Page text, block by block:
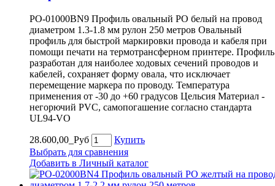
PO-01000BN9 Профиль овальный PO белый на провод
диаметром 1.3-1.8 мм рулон 250 метров Овальный
профиль для быстрой маркировки провода и кабеля при
помощи печати на термотрансферном принтере. Профиль
разработан для наиболее ходовых сечений проводов и
кабелей, сохраняет форму овала, что исключает
перемещение маркера по проводу. Температура
применения от -30 до +60 градусов Цельсия Материал -
негорючий PVC, самопогашение согласно стандарта
UL94-VO
28.600,00_Руб
Купить
Выбрать для сравнения
Добавить в Личный каталог